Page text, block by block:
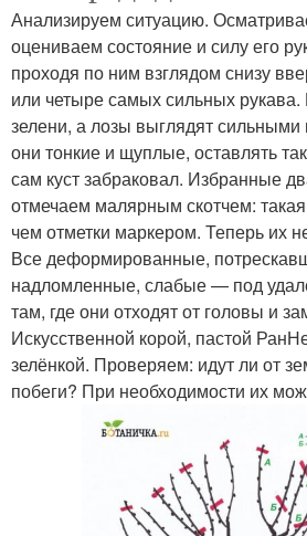
Анализируем ситуацию.
оцениваем состояние и силу его
проходя по ним взглядом снизу
или четыре самых сильных
зелени, а лозы выглядят
они тонкие и щуплые, оставлять
сам куст забраковал. Избранные
отмечаем малярным скотчем:
чем отметки маркером. Теперь их
Все деформированные,
надломленные, слабые — под
там, где они отходят от головы и
Искусственной корой, пастой
зелёнкой. Проверяем: идут ли от
побеги? При необходимости их